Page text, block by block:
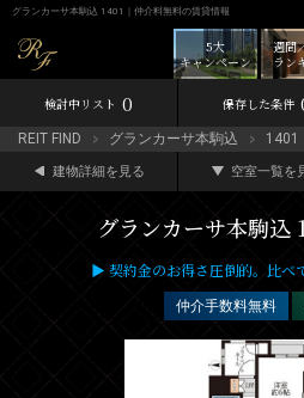
グランカーサ本駒込 1401｜仲介料無料の賃貸情報
週間
ラン
5大
キャンペーン
検討中リスト 0 保存した条件
REIT FIND グランカーサ本駒込 1401
建物詳細を見る 空室一覧を
グランカーサ本駒込
▶ 契約金のお得さ圧倒的。比
仲介手数料無料